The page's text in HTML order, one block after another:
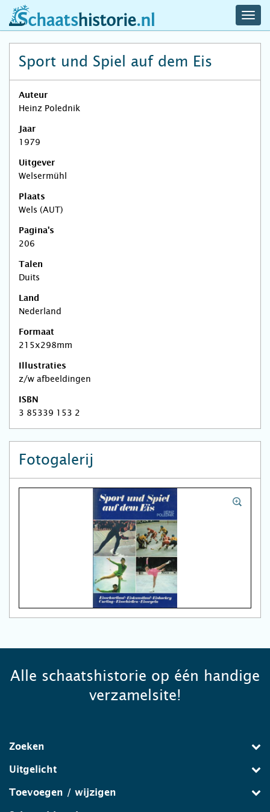
schaatshistorie.nl
Sport und Spiel auf dem Eis
Auteur
Heinz Polednik
Jaar
1979
Uitgever
Welsermühl
Plaats
Wels (AUT)
Pagina's
206
Talen
Duits
Land
Nederland
Formaat
215x298mm
Illustraties
z/w afbeeldingen
ISBN
3 85339 153 2
Fotogalerij
Alle schaatshistorie op één handige
verzamelsite!
Zoeken
Uitgelicht
Toevoegen / wijzigen